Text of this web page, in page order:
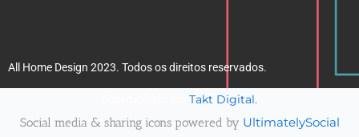
All Home Design 2023. Todos os direitos reservados.
Takt Digital.
Social media & sharing icons powered by UltimatelySocial